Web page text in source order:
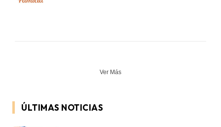
Ver Más
ÚLTIMAS NOTICIAS